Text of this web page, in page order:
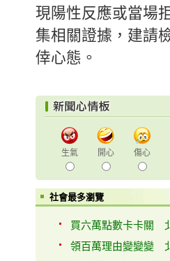
現陽性反應或當場
集相關證據，建請
倖心態。
生氣 開心 傷心
社會最多瀏覽
買六萬點數卡卡關
領百萬理由變變變